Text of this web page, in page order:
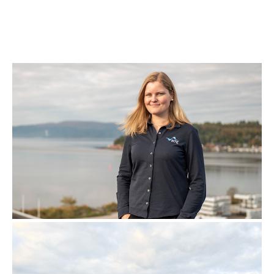
Tonje ser på KI som en kollega – ikke en
Tonje har alltid hatt et kreativt hode og et
engasjement for mennesker. I dag kombinerer hun
begge deler i rollen som prosessdriver i NTE, der hun
jobber med alt fra chatbot og kundeservice til etikk og
Les mer om Tonje
Terje liker når ting blir gjort – ikke bare